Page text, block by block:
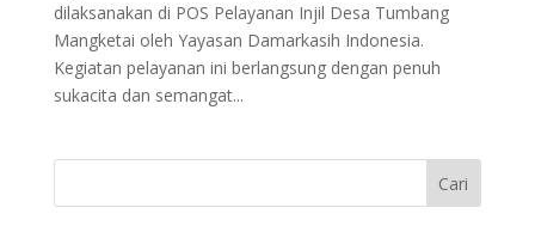
dilaksanakan di POS Pelayanan Injil Desa Tumbang
Mangketai oleh Yayasan Damarkasih Indonesia.
Kegiatan pelayanan ini berlangsung dengan penuh
sukacita dan semangat...
Cari